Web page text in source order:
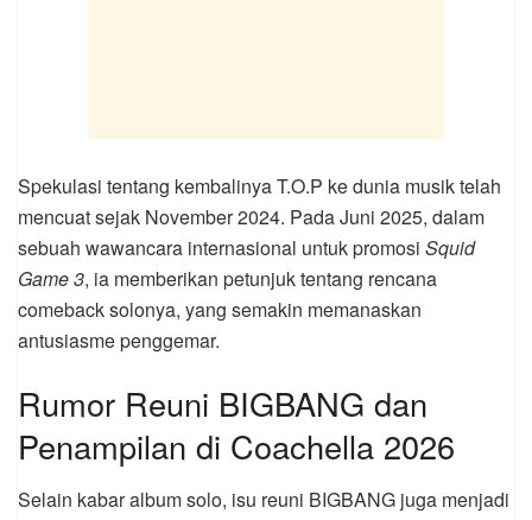
Spekulasi tentang kembalinya T.O.P ke dunia musik telah
mencuat sejak November 2024. Pada Juni 2025, dalam
sebuah wawancara internasional untuk promosi Squid
Game 3, ia memberikan petunjuk tentang rencana
comeback solonya, yang semakin memanaskan
antusiasme penggemar.
Rumor Reuni BIGBANG dan
Penampilan di Coachella 2026
Selain kabar album solo, isu reuni BIGBANG juga menjadi